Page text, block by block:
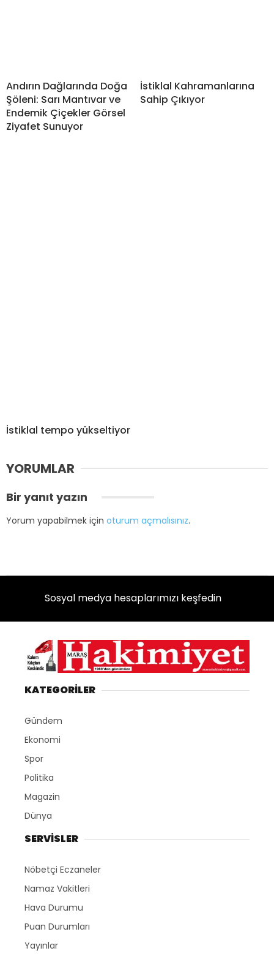
Andırın Dağlarında Doğa
Şöleni: Sarı Mantıvar ve
Endemik Çiçekler Görsel
Ziyafet Sunuyor
İstiklal Kahramanlarına
Sahip Çıkıyor
İstiklal tempo yükseltiyor
YORUMLAR
Bir yanıt yazın
Yorum yapabilmek için oturum açmalısınız.
Sosyal medya hesaplarımızı keşfedin
KATEGORİLER
Gündem
Ekonomi
Spor
Politika
Magazin
Dünya
SERVİSLER
Nöbetçi Eczaneler
Namaz Vakitleri
Hava Durumu
Puan Durumları
Yayınlar